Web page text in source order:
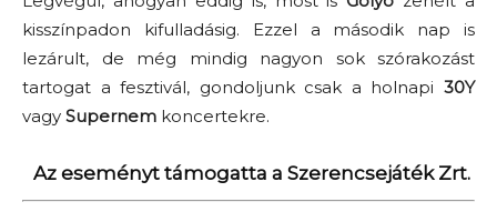
kisszínpadon kifulladásig. Ezzel a második nap is
lezárult, de még mindig nagyon sok szórakozást
tartogat a fesztivál, gondoljunk csak a holnapi 30Y
vagy Supernem koncertekre.
Az eseményt támogatta a Szerencsejáték Zrt.